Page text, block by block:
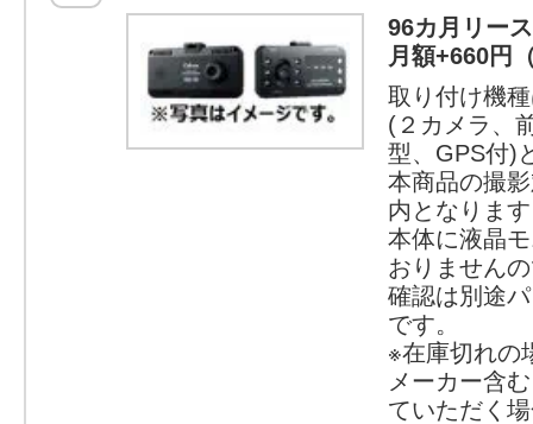
96カ月リー
月額+660円
取り付け機
(２カメラ、
型、GPS付)
本商品の撮
内となりま
本体に液晶
おりません
確認は別途
です。
※在庫切れの
メーカー含
ていただく